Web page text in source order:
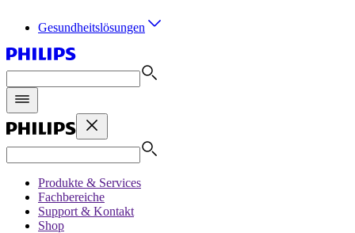
Gesundheitslösungen
Produkte & Services
Fachbereiche
Support & Kontakt
Shop